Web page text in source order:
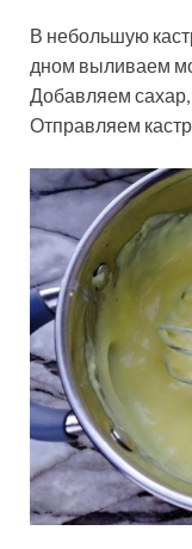
В небольшую
дном выливаем
Добавляем сахар,
Отправляем